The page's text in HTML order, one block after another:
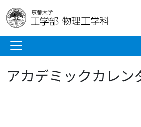
アカデミックカレン